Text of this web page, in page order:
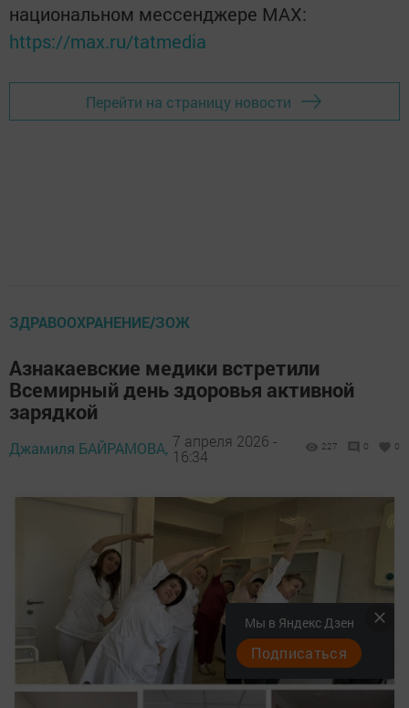
национальном мессенджере MАХ:
https://max.ru/tatmedia
Перейти на страницу новости
ЗДРАВООХРАНЕНИЕ/ЗОЖ
Азнакаевские медики встретили
Всемирный день здоровья активной
зарядкой
Джамиля БАЙРАМОВА, 7 апреля 2026 -
16:34
227 0 0
Мы в Яндекс Дзен
Подписаться